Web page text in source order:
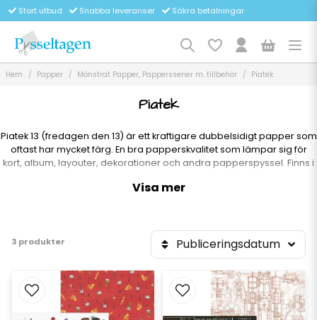
Stort utbud Snabba leveranser Säkra betalningar
Hem Papper Mönstrat Papper, Pappersserier m. tillbehör Piatek
Piatek
Piatek 13 (fredagen den 13) är ett kraftigare dubbelsidigt papper som
oftast har mycket färg. En bra papperskvalitet som lämpar sig för
kort, album, layouter, dekorationer och andra papperspyssel. Finns i
Visa mer
3 produkter Publiceringsdatum